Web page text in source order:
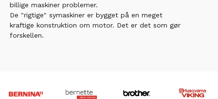
billige maskiner problemer.
De "rigtige" symaskiner er bygget på en meget
kraftige konstruktion om motor. Det er det som gør
forskellen.